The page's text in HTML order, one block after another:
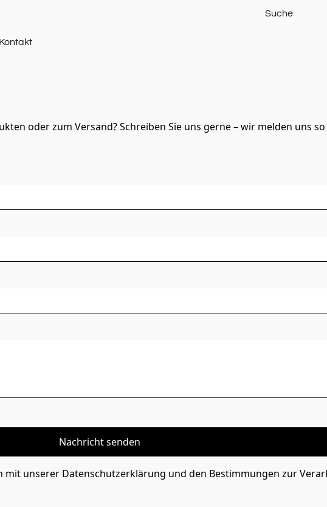
Kontakt
oder zum Versand? Schreiben Sie uns gerne – wir melden uns
Nachricht senden
mit unserer Datenschutzerklärung und den Bestimmungen zur